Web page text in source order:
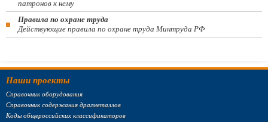
патронов к нему
Правила по охране труда
Действующие правила по охране труда Минтруда РФ
Наши проекты
Справочник оборудования
Справочник содержания драгметаллов
Коды общероссийских классификаторов